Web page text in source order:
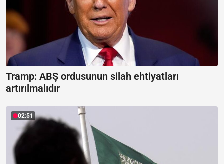
Tramp: ABŞ ordusunun silah ehtiyatları
artırılmalıdır
02:51